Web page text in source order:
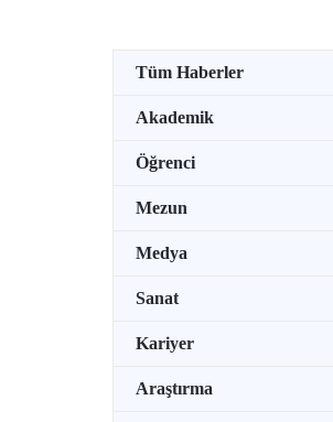
Tüm Haberler
Akademik
Öğrenci
Mezun
Medya
Sanat
Kariyer
Araştırma